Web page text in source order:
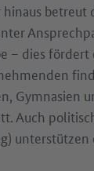
hinaus
– dies
Gymnasien
Auch
unterstützen